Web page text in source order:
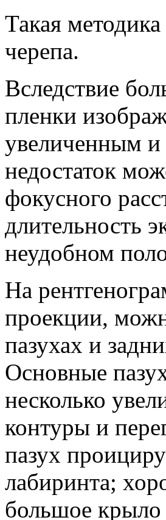
Такая
черепа.
Вследствие
пленки
увеличенным и
недостаток
фокусного
длительность
неудобном
На
проекции,
пазухах и
Основные
несколько
контуры и
пазух
лабиринта;
большое крыло